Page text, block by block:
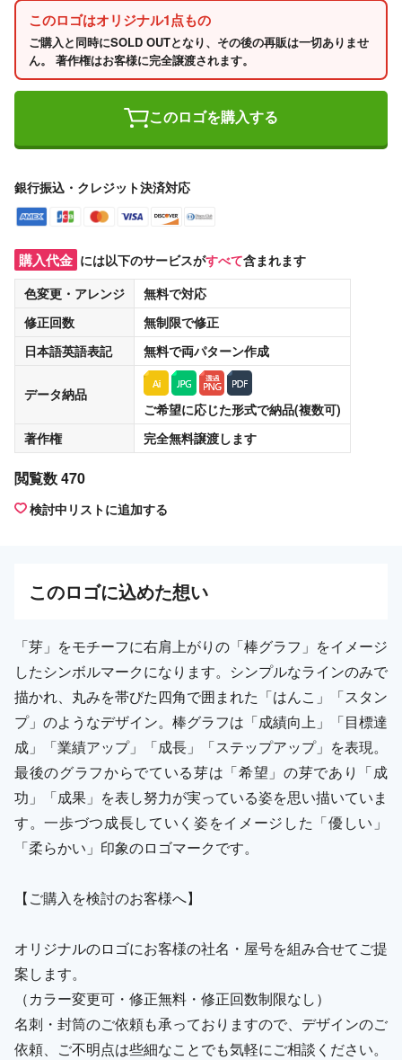
このロゴはオリジナル1点もの
ご購入と同時にSOLD OUTとなり、その後の再販は一切ありませ
ん。 著作権はお客様に完全譲渡されます。
このロゴを購入する
銀行振込・クレジット決済対応
購入代金 には以下のサービスがすべて含まれます
色変更・アレンジ
無料で対応
修正回数
無制限で修正
日本語英語表記
無料で両パターン作成
データ納品
ご希望に応じた形式で納品(複数可)
著作権
完全無料譲渡します
閲覧数 470
検討中リストに追加する
このロゴに込めた想い
「芽」をモチーフに右肩上がりの「棒グラフ」をイメージ
したシンボルマークになります。シンプルなラインのみで
描かれ、丸みを帯びた四角で囲まれた「はんこ」「スタン
プ」のようなデザイン。棒グラフは「成績向上」「目標達
成」「業績アップ」「成長」「ステップアップ」を表現。
最後のグラフからでている芽は「希望」の芽であり「成
功」「成果」を表し努力が実っている姿を思い描いていま
す。一歩づつ成長していく姿をイメージした「優しい」
「柔らかい」印象のロゴマークです。
【ご購入を検討のお客様へ】
オリジナルのロゴにお客様の社名・屋号を組み合せてご提
案します。
（カラー変更可・修正無料・修正回数制限なし）
名刺・封筒のご依頼も承っておりますので、デザインのご
依頼、ご不明点は些細なことでも気軽にご相談ください。